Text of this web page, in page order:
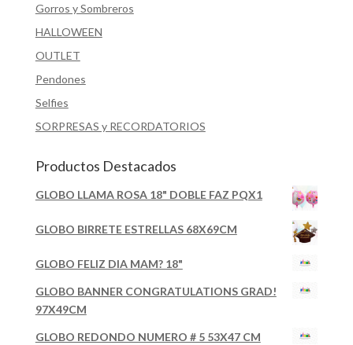
Gorros y Sombreros
HALLOWEEN
OUTLET
Pendones
Selfies
SORPRESAS y RECORDATORIOS
Productos Destacados
GLOBO LLAMA ROSA 18" DOBLE FAZ PQX1
GLOBO BIRRETE ESTRELLAS 68X69CM
GLOBO FELIZ DIA MAM? 18"
GLOBO BANNER CONGRATULATIONS GRAD!
97X49CM
GLOBO REDONDO NUMERO # 5 53X47 CM